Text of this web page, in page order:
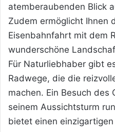
atemberaubenden Blick
Zudem ermöglicht Ihnen
Eisenbahnfahrt mit dem
wunderschöne
Für Naturliebhaber gibt
Radwege, die die
machen. Ein Besuch des
seinem Aussichtsturm
bietet einen